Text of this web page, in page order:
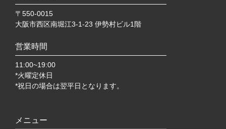
〒550-0015
大阪市西区南堀江3-1-23 伊勢村ビル1階
営業時間
11:00~19:00
*火曜定休日
*祝日の場合は翌平日となります。
メニュー